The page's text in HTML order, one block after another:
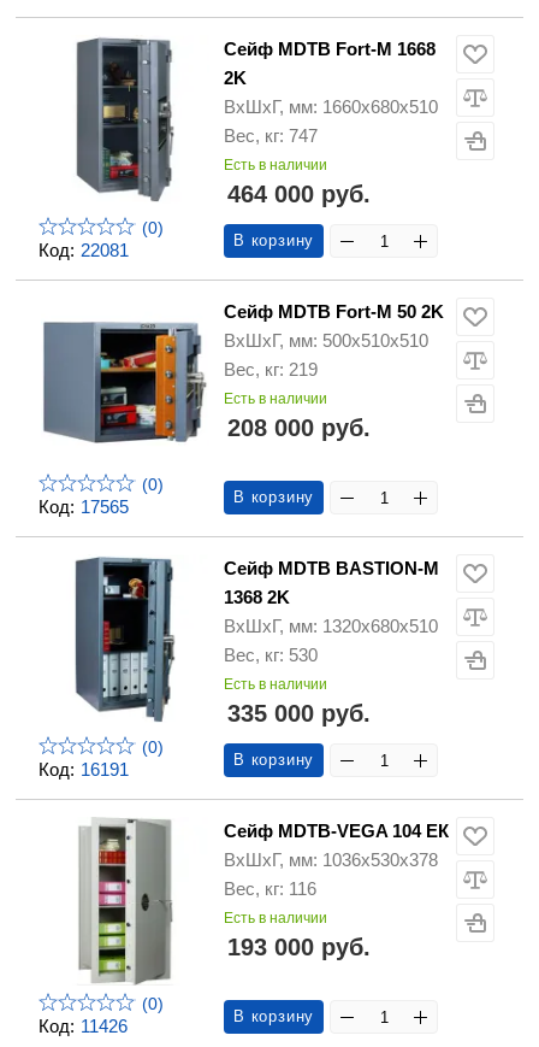
Код: 22081
(0)
Сейф MDTB Fort-M 1668
2K
ВхШхГ, мм: 1660х680х510
Вес, кг: 747
Есть в наличии
464 000 руб.
В корзину
Код: 17565
(0)
Сейф MDTB Fort-M 50 2K
ВхШхГ, мм: 500х510х510
Вес, кг: 219
Есть в наличии
208 000 руб.
В корзину
Код: 16191
(0)
Сейф MDTB BASTION-M
1368 2K
ВхШхГ, мм: 1320х680х510
Вес, кг: 530
Есть в наличии
335 000 руб.
В корзину
Код: 11426
(0)
Сейф MDTB-VEGA 104 ЕК
ВхШхГ, мм: 1036х530х378
Вес, кг: 116
Есть в наличии
193 000 руб.
В корзину